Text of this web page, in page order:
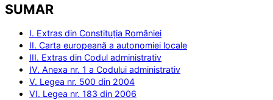
SUMAR
I. Extras din Constituția României
II. Carta europeană a autonomiei locale
III. Extras din Codul administrativ
IV. Anexa nr. 1 a Codului administrativ
V. Legea nr. 500 din 2004
VI. Legea nr. 183 din 2006